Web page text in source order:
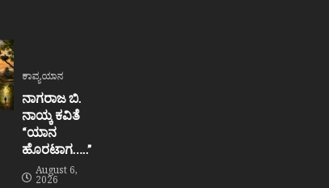
ಕಾವ್ಯಯಾನ
ನಾಗರಾಜ ಬಿ.
ನಾಯ್ಕ ಕವಿತೆ
“ಯಾನ
ಹೊರಟಾಗ…..”
August 6,
2026